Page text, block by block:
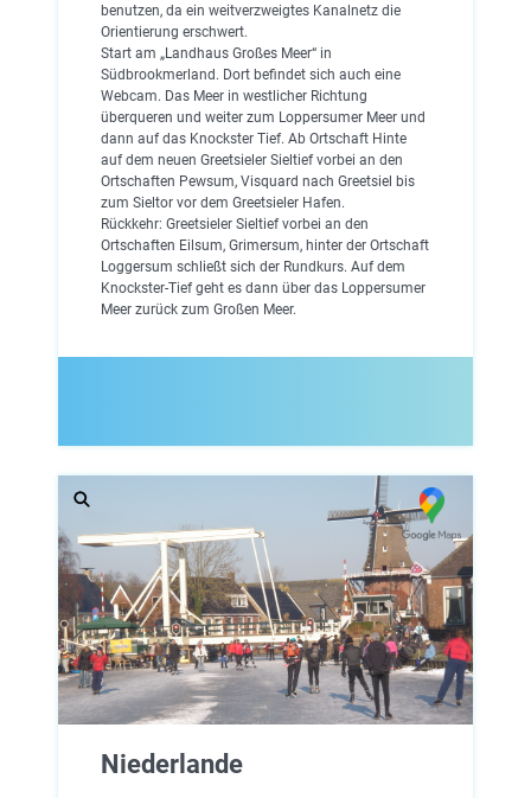
benutzen, da ein weitverzweigtes Kanalnetz die
Orientierung erschwert.
Start am „Landhaus Großes Meer“ in
Südbrookmerland. Dort befindet sich auch eine
Webcam. Das Meer in westlicher Richtung
überqueren und weiter zum Loppersumer Meer und
dann auf das Knockster Tief. Ab Ortschaft Hinte
auf dem neuen Greetsieler Sieltief vorbei an den
Ortschaften Pewsum, Visquard nach Greetsiel bis
zum Sieltor vor dem Greetsieler Hafen.
Rückkehr: Greetsieler Sieltief vorbei an den
Ortschaften Eilsum, Grimersum, hinter der Ortschaft
Loggersum schließt sich der Rundkurs. Auf dem
Knockster-Tief geht es dann über das Loppersumer
Meer zurück zum Großen Meer.
Niederlande